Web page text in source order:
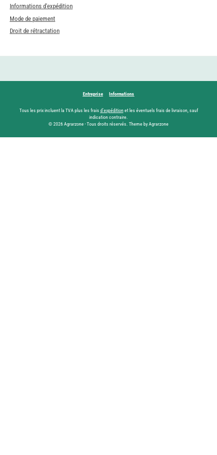
Informations d'expédition
Mode de paiement
Droit de rétractation
Entreprise Informations
Tous les prix incluent la TVA plus les frais d'expéditionet les éventuels frais de livraison, sauf
indication contraire.
© 2026 Agrarzone - Tous droits réservés. Theme by Agrarzone